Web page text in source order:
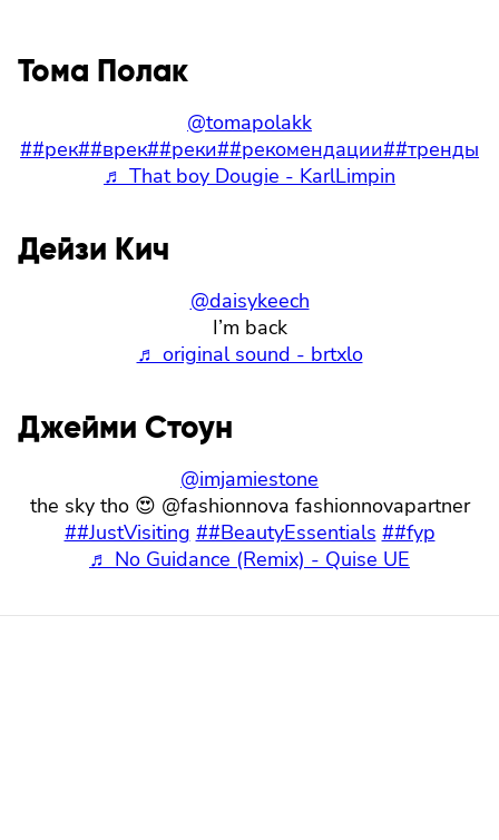
Тома Полак
@tomapolakk
##рек##врек##реки##рекомендации##тренды
♬ That boy Dougie - KarlLimpin
Дейзи Кич
@daisykeech
I’m back
♬ original sound - brtxlo
Джейми Стоун
@imjamiestone
the sky tho 😍 @fashionnova fashionnovapartner
##JustVisiting ##BeautyEssentials ##fyp
♬ No Guidance (Remix) - Quise UE